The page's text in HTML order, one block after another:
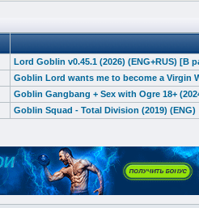
Lord Goblin v0.45.1 (2026) (ENG+RUS) [В
Goblin Lord wants me to become a Virgin
Goblin Gangbang + Sex with Ogre 18+
Goblin Squad - Total Division (2019) (ENG)